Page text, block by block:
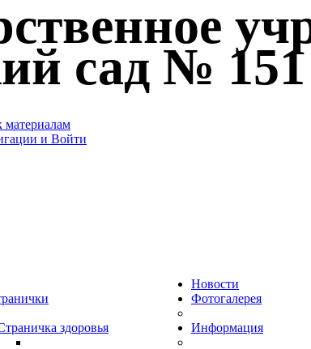
сад №
материалам
и Войти
здоровья
Новости
Фотогалерея
Информация